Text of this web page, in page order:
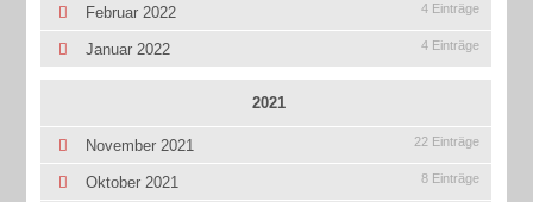
Februar 2022 4 Einträge
Januar 2022 4 Einträge
2021
November 2021 22 Einträge
Oktober 2021 8 Einträge